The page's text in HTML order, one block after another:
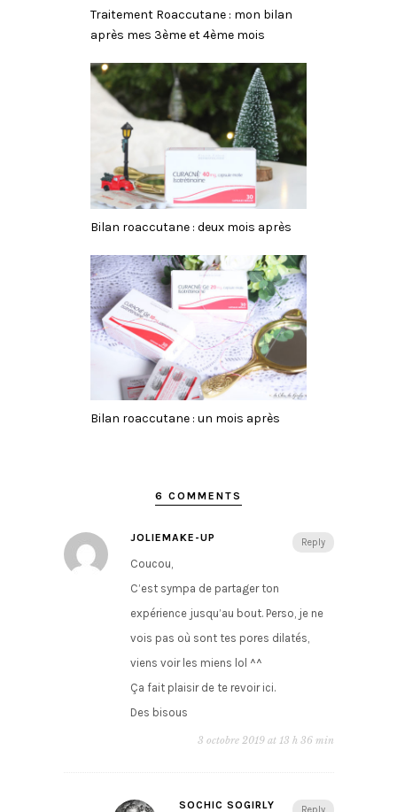
Traitement Roaccutane : mon bilan
après mes 3ème et 4ème mois
Bilan roaccutane : deux mois après
Bilan roaccutane : un mois après
6 COMMENTS
Reply
JOLIEMAKE-UP
Coucou,
C’est sympa de partager ton
expérience jusqu’au bout. Perso, je ne
vois pas où sont tes pores dilatés,
viens voir les miens lol ^^
Ça fait plaisir de te revoir ici.
Des bisous
3 octobre 2019 at 13 h 36 min
Reply
SOCHIC SOGIRLY